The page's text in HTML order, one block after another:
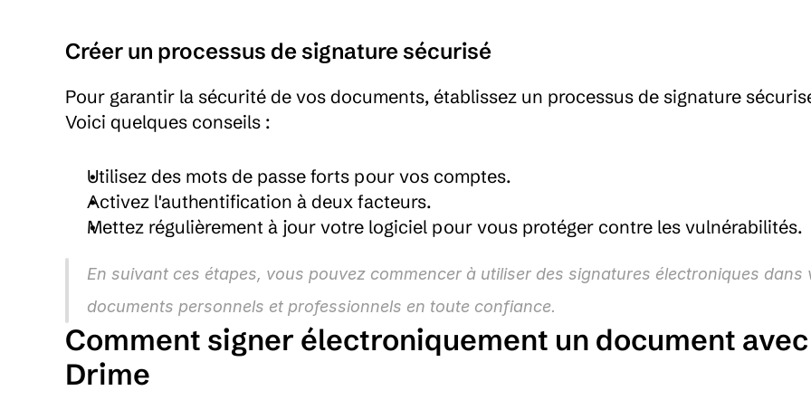
Créer un processus de signature sécurisé
Pour garantir la sécurité de vos documents, établissez un processus de signature
Voici quelques conseils :
Utilisez des mots de passe forts pour vos comptes.
Activez l'authentification à deux facteurs.
Mettez régulièrement à jour votre logiciel pour vous protéger contre les vulnérabilités.
En suivant ces étapes, vous pouvez commencer à utiliser des signatures électroniques dans
documents personnels et professionnels en toute confiance.
Comment signer électroniquement un document avec
Drime